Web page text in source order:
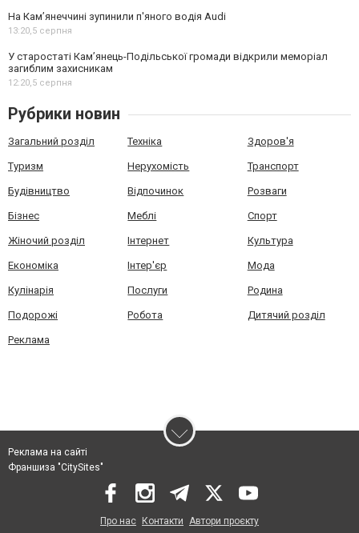
На Камʼянеччині зупинили п'яного водія Audi
13:20,5 серпня
У старостаті Кам’янець-Подільської громади відкрили меморіал
загиблим захисникам
12:20,5 серпня
Рубрики новин
Загальний розділ Техніка Здоров'я
Туризм Нерухомість Транспорт
Будівництво Відпочинок Розваги
Бізнес Меблі Спорт
Жіночий розділ Інтернет Культура
Економіка Інтер'єр Мода
Кулінарія Послуги Родина
Подорожі Робота Дитячий розділ
Реклама
Реклама на сайті
Франшиза "CitySites"
Про нас Контакти Автори проєкту